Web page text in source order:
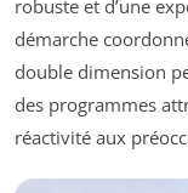
robuste et d’une
démarche
double dimension
des programmes
réactivité aux